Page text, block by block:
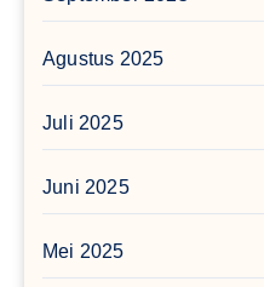
Agustus 2025
Juli 2025
Juni 2025
Mei 2025